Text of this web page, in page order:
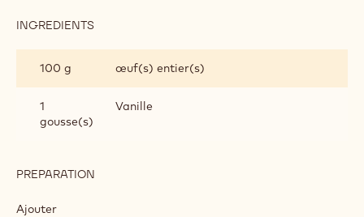
INGREDIENTS
100 g
œuf(s) entier(s)
1
gousse(s)
Vanille
PREPARATION
Ajouter